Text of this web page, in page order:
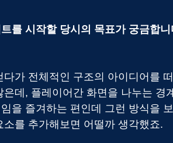
를 시작할 당시의 목표가 궁금합
다가 전체적인 구조의 아이디어를
은데, 플레이어간 화면을 나누는 경
을 즐겨하는 편인데 그런 방식을
소를 추가해보면 어떨까 생각했죠.